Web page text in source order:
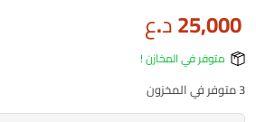
25,000د.ع
متوفر في المخازن !
3 متوفر في المخزون